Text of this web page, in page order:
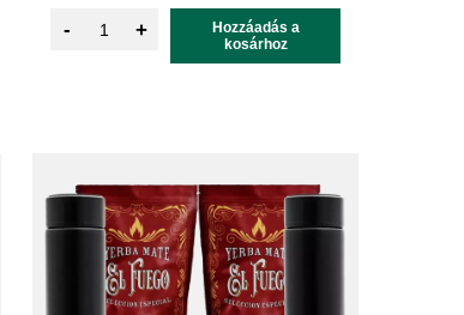
- +
Hozzáadás a
kosárhoz